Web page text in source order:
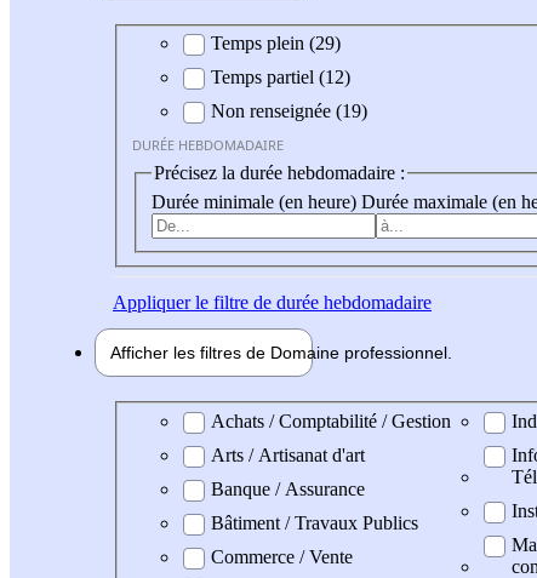
Durée hebdomadaire
Temps plein (29)
Temps partiel (12)
Non renseignée (19)
DURÉE HEBDOMADAIRE
Précisez la durée hebdomadaire :
Durée minimale (en heure) Durée maximale (en
Appliquerle filtre de durée hebdomadaire
Afficher les filtres de Domaine professionnel
Domaine professionel
Achats / Comptabilité / Gestion
Arts / Artisanat d'art
Banque / Assurance
Bâtiment / Travaux Publics
Commerce / Vente